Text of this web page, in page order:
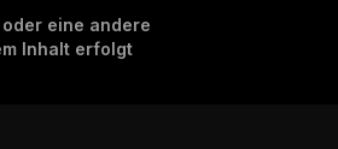
eine andere
Inhalt erfolgt